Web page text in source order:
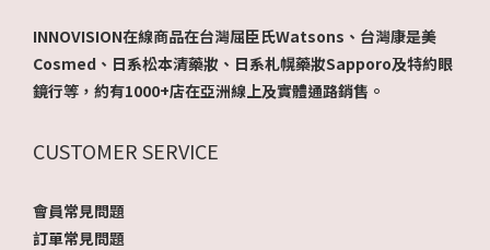
INNOVISION在線商品在台灣屈臣氏Watsons、台灣康是美
Cosmed、日系松本清藥妝、日系札幌藥妝Sapporo及特約眼
鏡行等，約有1000+店在亞洲線上及實體通路銷售。
CUSTOMER SERVICE
會員常見問題
訂單常見問題